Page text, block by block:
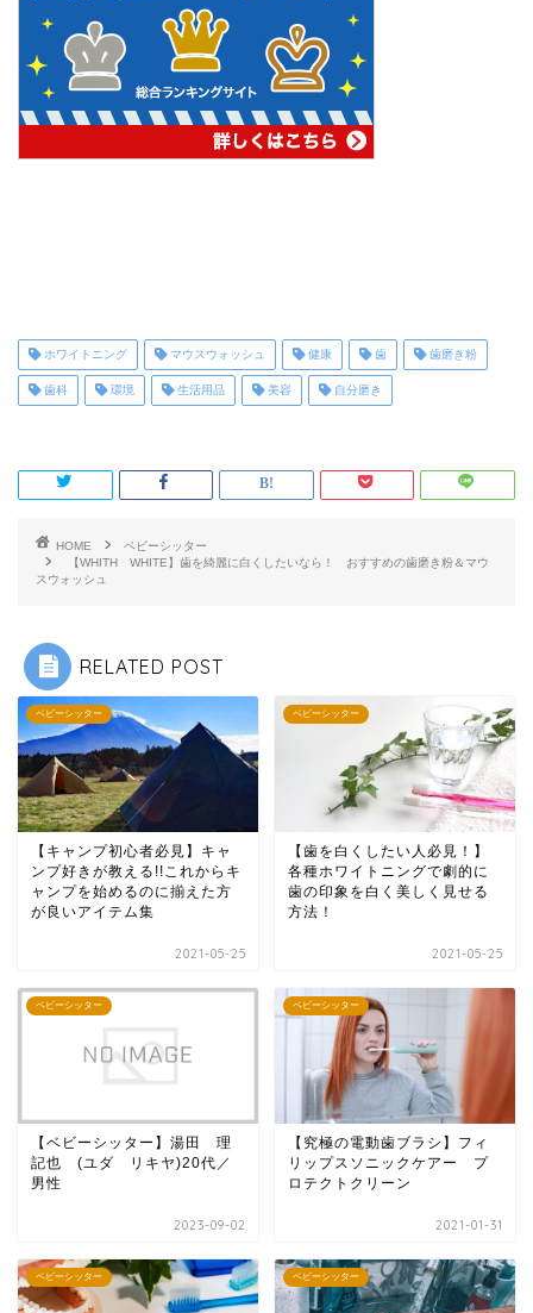
ホワイトニング マウスウォッシュ 健康 歯 歯磨き粉
歯科 環境 生活用品 美容 自分磨き
HOME
ベビーシッター
【WHITH WHITE】歯を綺麗に白くしたいなら！ おすすめの歯磨き粉＆マウ
スウォッシュ
RELATED POST
ベビーシッター
【キャンプ初心者必見】キャ
ンプ好きが教える!!これからキ
ャンプを始めるのに揃えた方
が良いアイテム集
2021-05-25
ベビーシッター
【歯を白くしたい人必見！】
各種ホワイトニングで劇的に
歯の印象を白く美しく見せる
方法！
2021-05-25
ベビーシッター
【ベビーシッター】湯田 理
記也 (ユダ リキヤ)20代／
男性
2023-09-02
ベビーシッター
【究極の電動歯ブラシ】フィ
リップスソニックケアー プ
ロテクトクリーン
2021-01-31
ベビーシッター ベビーシッター